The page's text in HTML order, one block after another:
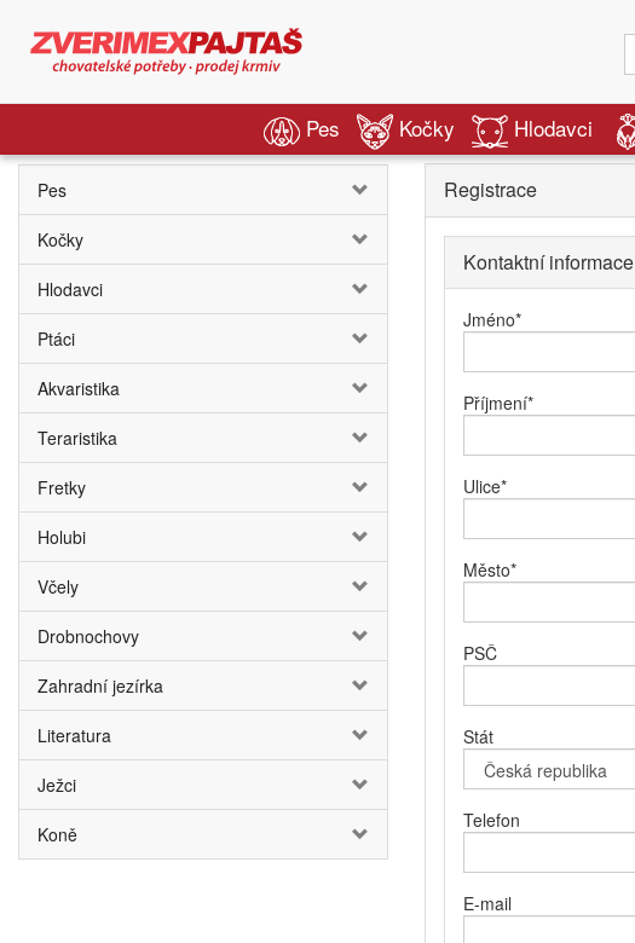
Pes Kočky Hlodavci
Pes
Kočky
Hlodavci
Ptáci
Akvaristika
Teraristika
Fretky
Holubi
Včely
Drobnochovy
Zahradní jezírka
Literatura
Ježci
Koně
Registrace
Kontaktní informace
Jméno*
Příjmení*
Ulice*
Město*
PSČ
Stát
Telefon
E-mail